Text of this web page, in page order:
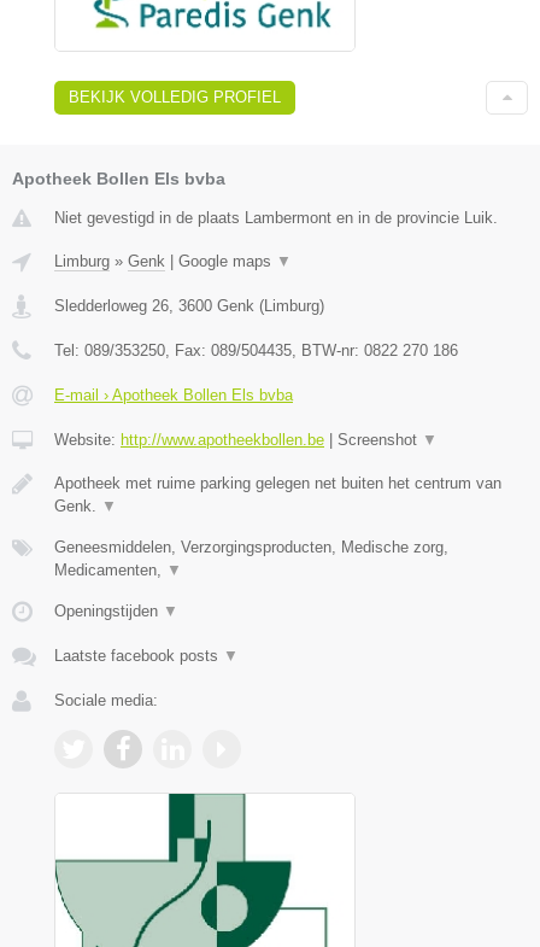
BEKIJK VOLLEDIG PROFIEL
Apotheek Bollen Els bvba
Niet gevestigd in de plaats Lambermont en in de provincie Luik.
Limburg » Genk Google maps ▼
Sledderloweg 26 3600 Genk ( Limburg)
Tel: 089/353250 , Fax: 089/504435 , BTW-nr: 0822 270 186
E-mail › Apotheek Bollen Els bvba
Website: http://www.apotheekbollen.be Screenshot ▼
Apotheek met ruime parking gelegen net buiten het centrum van
Genk.
▼
Geneesmiddelen, Verzorgingsproducten, Medische zorg,
Medicamenten,
▼
Openingstijden ▼
Laatste facebook posts ▼
Sociale media: